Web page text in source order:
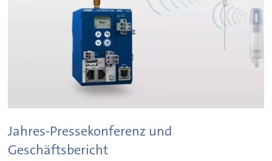
Jahres-Pressekonferenz und
Geschäftsbericht